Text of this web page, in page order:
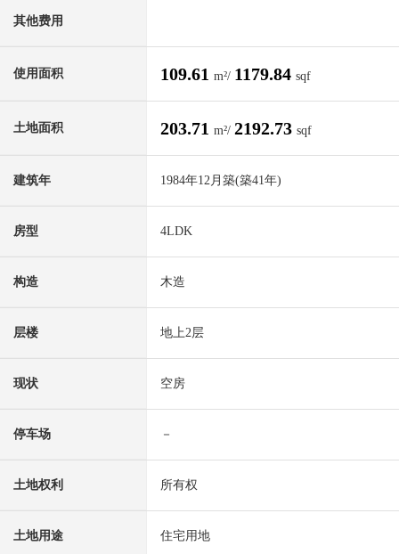
其他费用
使用面积 109.61 m²/ 1179.84 sqf
土地面积 203.71 m²/ 2192.73 sqf
建筑年 1984年12月築(築41年)
房型 4LDK
构造 木造
层楼 地上2层
现状 空房
停车场 －
土地权利 所有权
土地用途 住宅用地